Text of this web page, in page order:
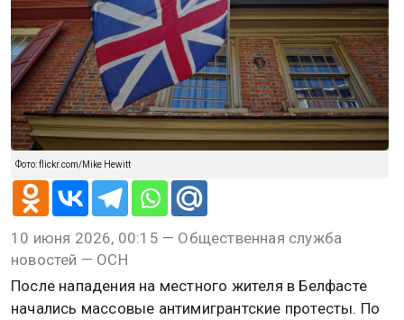
Фото: flickr.com/Mike Hewitt
10 июня 2026, 00:15 — Общественная служба
новостей — ОСН
После нападения на местного жителя в Белфасте
начались массовые антимигрантские протесты. По